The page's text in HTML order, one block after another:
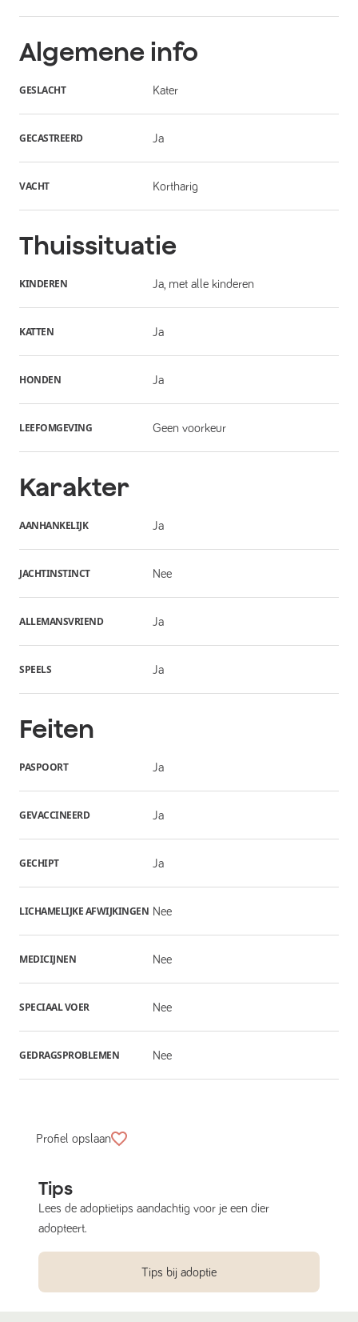
Algemene info
GESLACHT Kater
GECASTREERD Ja
VACHT Kortharig
Thuissituatie
KINDEREN Ja, met alle kinderen
KATTEN Ja
HONDEN Ja
LEEFOMGEVING Geen voorkeur
Karakter
AANHANKELIJK Ja
JACHTINSTINCT Nee
ALLEMANSVRIEND Ja
SPEELS Ja
Feiten
PASPOORT Ja
GEVACCINEERD Ja
GECHIPT Ja
LICHAMELIJKE AFWIJKINGEN Nee
MEDICIJNEN Nee
SPECIAAL VOER Nee
GEDRAGSPROBLEMEN Nee
Profiel opslaan
Tips
Lees de adoptietips aandachtig voor je een dier
adopteert.
Tips bij adoptie